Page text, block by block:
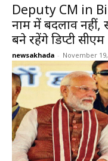
Deputy CM in
नाम में बदलाव नहीं,
बने रहेंगे डिप्टी सीएम
newsakhada - November